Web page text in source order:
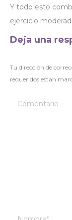
Y todo esto
ejercicio
Deja una
Tu dirección de
requeridos están
Comentario
Nombre *